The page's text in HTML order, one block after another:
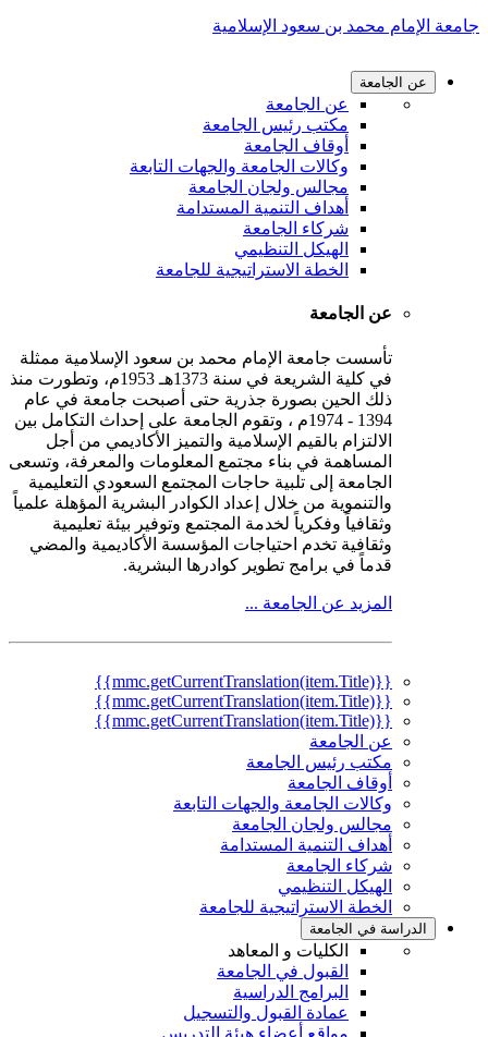
محمد بن سعود الإسلامية
الجامعة
عن الجامعة
مكتب رئيس الجامعة
أوقاف الجامعة
وكالات الجامعة والجهات التابعة
مجالس ولجان الجامعة
أهداف التنمية المستدامة
شركاء الجامعة
الهيكل التنظيمي
الخطة الاستراتيجية للجامعة
عن الجامعة
تأسست جامعة الإمام محمد بن سعود الإسلامية ممثلة
في كلية الشريعة في سنة 1373هـ 1953م، وتطورت منذ
ذلك الحين بصورة جذرية حتى أصبحت جامعة في عام
1394 - 1974م ، وتقوم الجامعة على إحداث التكامل بين
الالتزام بالقيم الإسلامية والتميز الأكاديمي من أجل
المساهمة في بناء مجتمع المعلومات والمعرفة، وتسعى
الجامعة إلى تلبية حاجات المجتمع السعودي التعليمية
والتنموية من خلال إعداد الكوادر البشرية المؤهلة علمياً
وثقافياً وفكرياً لخدمة المجتمع وتوفير بيئة تعليمية
وثقافية تخدم احتياجات المؤسسة الأكاديمية والمضي
قدماً في برامج تطوير كوادرها البشرية.
المزيد عن الجامعة ...
عن الجامعة
مكتب رئيس الجامعة
أوقاف الجامعة
وكالات الجامعة والجهات التابعة
مجالس ولجان الجامعة
أهداف التنمية المستدامة
شركاء الجامعة
الهيكل التنظيمي
الخطة الاستراتيجية للجامعة
في الجامعة
الكليات و المعاهد
القبول في الجامعة
البرامج الدراسية
عمادة القبول والتسجيل
مواقع أعضاء هيئة التدريس